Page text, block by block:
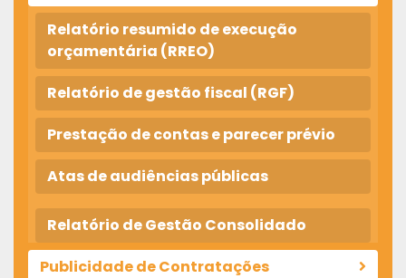
Relatório resumido de execução
orçamentária (RREO)
Relatório de gestão fiscal (RGF)
Prestação de contas e parecer prévio
Atas de audiências públicas
Relatório de Gestão Consolidado
Publicidade de Contratações